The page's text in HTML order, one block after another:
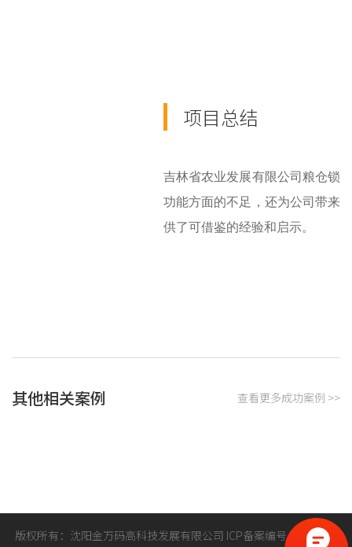
项目总结
吉林省农业发展有限公司粮仓锁
功能方面的不足，还为公司带来
供了可借鉴的经验和启示。
查看更多成功案例 >>
其他相关案例
版权所有：沈阳金万码高科技发展有限公司 ICP备案编号： 辽ICP备